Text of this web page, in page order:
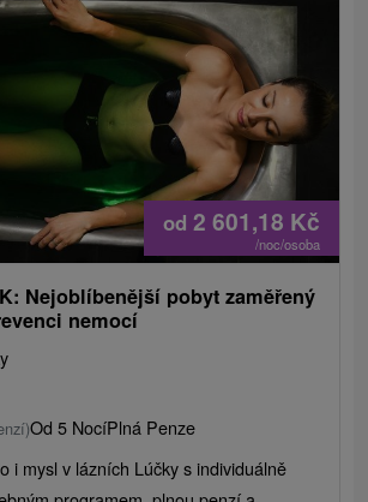
od 2 601,18 Kč
/noc/osoba
Nejoblíbenější pobyt zaměřený
nemocí
Od 5 NocíPlná Penze
i mysl v lázních Lúčky s individuálně